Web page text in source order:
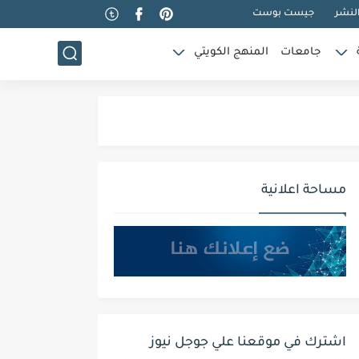
جيست بوست
جامعات المنهج الكويتي
مساحة اعلانية
اشترك في موقعنا علي جوجل نيوز